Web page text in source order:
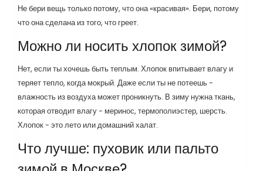
Не бери вещь только потому, что она «красивая». Бери, потому
что она сделана из того, что греет.
Можно ли носить хлопок зимой?
Нет, если ты хочешь быть теплым. Хлопок впитывает влагу и
теряет тепло, когда мокрый. Даже если ты не потеешь -
влажность из воздуха может проникнуть. В зиму нужна ткань,
которая отводит влагу - меринос, термополиэстер, шерсть.
Хлопок - это лето или домашний халат.
Что лучше: пуховик или пальто